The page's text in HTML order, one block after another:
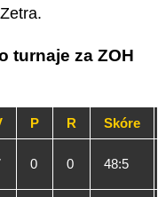
turnaje za ZOH
P R Skóre
0 0 48:5